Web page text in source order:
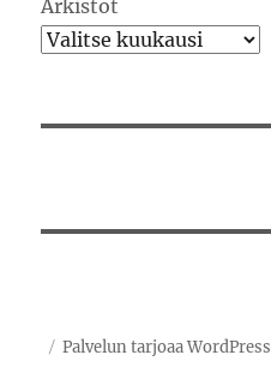
Arkistot
Palvelun tarjoaa WordPress